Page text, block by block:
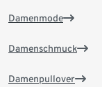
Damenmode
Damenschmuck
Damenpullover